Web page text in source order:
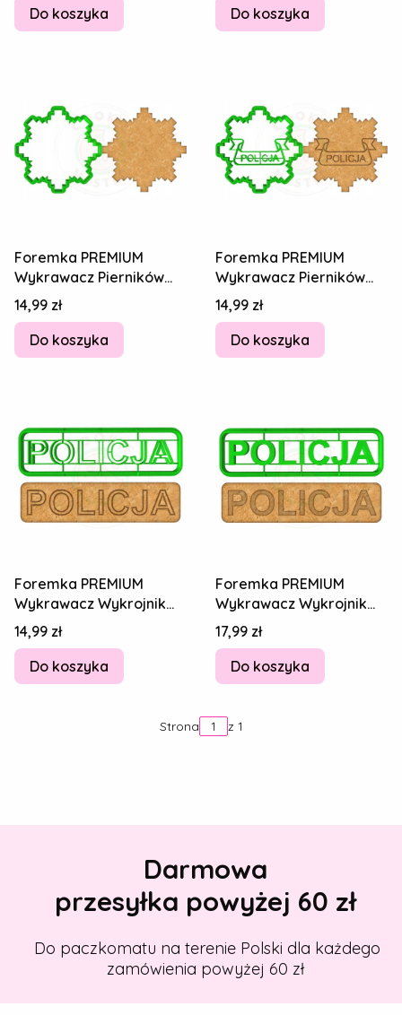
Do koszyka
Do koszyka
Foremka PREMIUM
Wykrawacz Pierników
Ciastek Odznaka
Policyjna POLICJA 8cm
Cena
14,99 zł
Do koszyka
Foremka PREMIUM
Wykrawacz Pierników
Ciastek Odznaka
Policyjna POLICJA 8cm
Cena
14,99 zł
Do koszyka
Foremka PREMIUM
Wykrawacz Wykrojnik
do Pierników Ciastek
Napis POLICJA 12cm
Cena
14,99 zł
Do koszyka
Foremka PREMIUM
Wykrawacz Wykrojnik
do Pierników Ciastek
Napis POLICJA 12cm
Cena
17,99 zł
Do koszyka
Strona z 1
Darmowa
przesyłka powyżej 60 zł
Do paczkomatu na terenie Polski dla każdego
zamówienia powyżej 60 zł